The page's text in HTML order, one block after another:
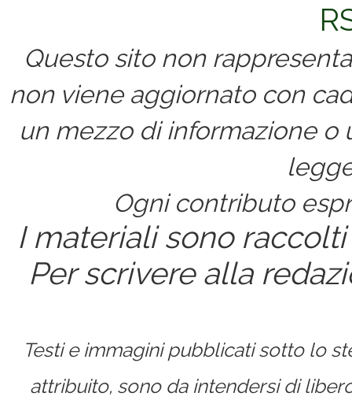
Questo sito non
non viene aggiornato con
un mezzo di informazione
Ogni contributo
I materiali sono
Per scrivere alla
Testi e immagini pubblicati sotto lo
attribuito, sono da intendersi di